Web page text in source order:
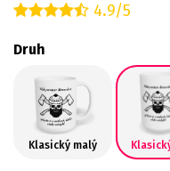
4.9/5
Druh
Klasický malý